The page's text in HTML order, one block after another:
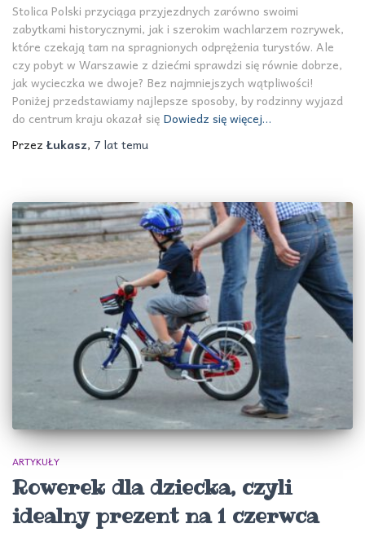
Stolica Polski przyciąga przyjezdnych zarówno swoimi
zabytkami historycznymi, jak i szerokim wachlarzem rozrywek,
które czekają tam na spragnionych odprężenia turystów. Ale
czy pobyt w Warszawie z dziećmi sprawdzi się równie dobrze,
jak wycieczka we dwoje? Bez najmniejszych wątpliwości!
Poniżej przedstawiamy najlepsze sposoby, by rodzinny wyjazd
do centrum kraju okazał się Dowiedz się więcej…
Przez Łukasz, 7 lattemu
ARTYKUŁY
Rowerek dla dziecka, czyli
idealny prezent na 1 czerwca